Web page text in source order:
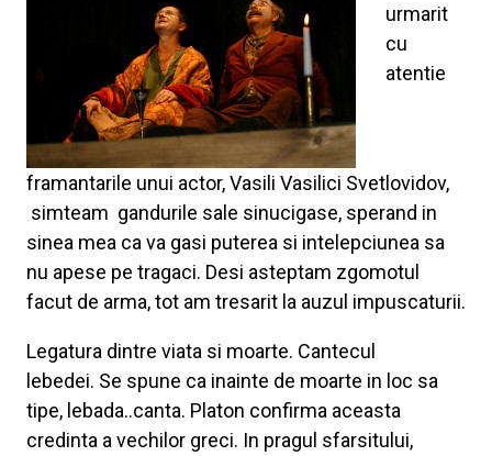
urmarit
cu
atentie
framantarile unui actor, Vasili Vasilici Svetlovidov,
simteam gandurile sale sinucigase, sperand in
sinea mea ca va gasi puterea si intelepciunea sa
nu apese pe tragaci. Desi asteptam zgomotul
facut de arma, tot am tresarit la auzul impuscaturii.
Legatura dintre viata si moarte. Cantecul
lebedei. Se spune ca inainte de moarte in loc sa
tipe, lebada..canta. Platon confirma aceasta
credinta a vechilor greci. In pragul sfarsitului,